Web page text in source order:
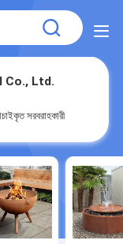
Co., Ltd.
সরবরাহকারী